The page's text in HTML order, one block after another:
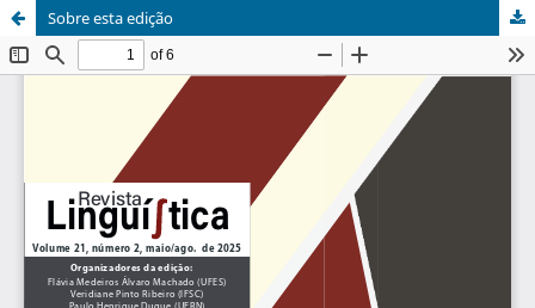
Sobre esta edição